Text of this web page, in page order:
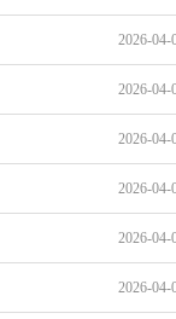
2026-04-
2026-04-
2026-04-
2026-04-
2026-04-
2026-04-